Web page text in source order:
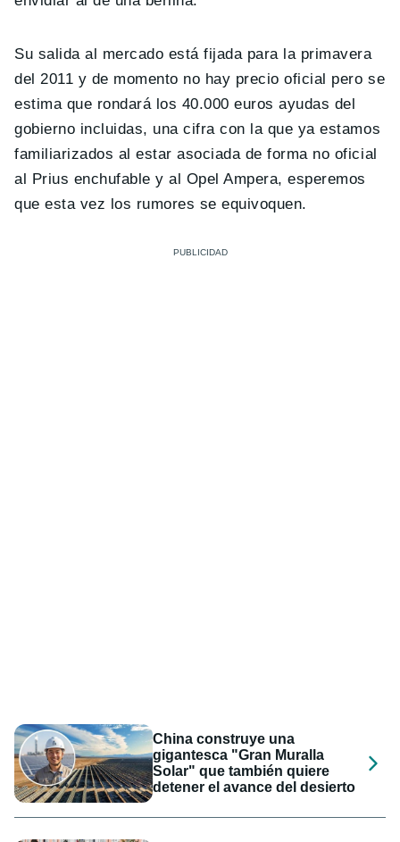
Su salida al mercado está fijada para la primavera
del 2011 y de momento no hay precio oficial pero se
estima que rondará los 40.000 euros ayudas del
gobierno incluidas, una cifra con la que ya estamos
familiarizados al estar asociada de forma no oficial
al Prius enchufable y al Opel Ampera, esperemos
que esta vez los rumores se equivoquen.
China construye una
gigantesca "Gran Muralla
Solar" que también quiere
detener el avance del desierto